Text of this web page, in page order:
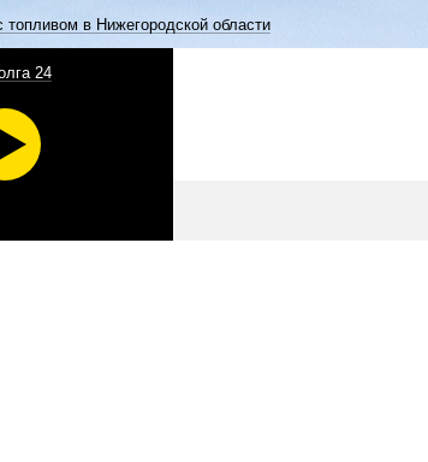
топливом в Нижегородской области
24